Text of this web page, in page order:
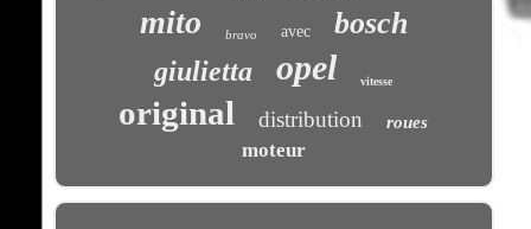
mito bravo avec bosch
giulietta opel vitesse
original distribution roues
moteur